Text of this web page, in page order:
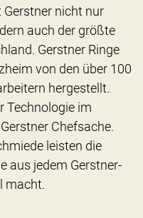
nicht nur
auch der größte
Gerstner Ringe
von den über 100
hergestellt.
Technologie im
Chefsache.
leisten die
aus jedem Gerstner-
macht.